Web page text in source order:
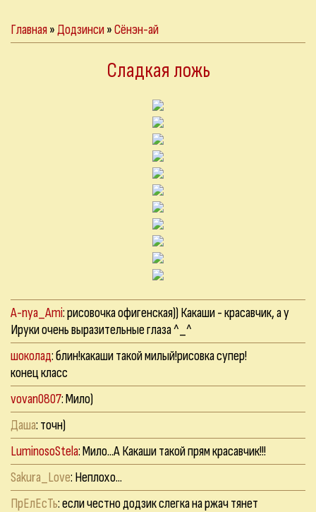
Главная»Додзинси»Сёнэн-ай
Сладкая ложь
A-nya_Ami: рисовочка офигенская)) Какаши - красавчик, а у
Ируки очень выразительные глаза ^_^
шоколад: блин!какаши такой милый!рисовка супер!
конец класс
vovan0807: Мило)
Даша: точн)
LuminosoStela: Мило...А Какаши такой прям красавчик!!!
Sakura_Love: Неплохо...
ПрЕлЕсТь: если честно додзик слегка на ржач тянет